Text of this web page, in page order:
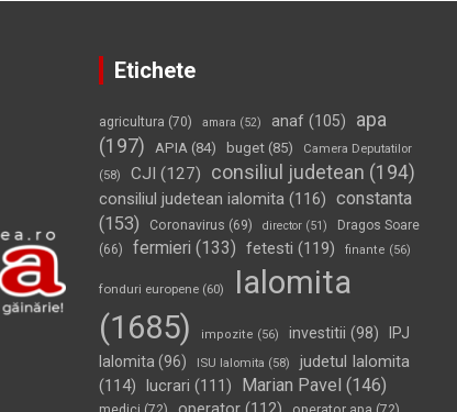
Etichete
agricultura (70) amara (52) anaf(105)
apa
(197)
APIA(84) buget(85)
Camera Deputatilor
(58)
CJI (127) consiliul judetean (194)
consiliul judetean ialomita(116) constanta
(153)
Coronavirus (69) director(51)
Dragos Soare
(66)
fermieri (133) fetesti (119) finante (56)
fonduri europene(60)
Ialomita
(1685)
impozite (56) investitii (98)
IPJ
Ialomita (96) ISU Ialomita (58)
judetul Ialomita
(114) lucrari (111) Marian Pavel (146)